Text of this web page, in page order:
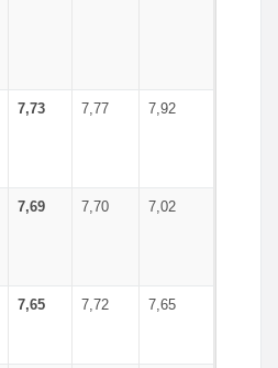
7,73 7,77 7,92
7,69 7,70 7,02
7,65 7,72 7,65